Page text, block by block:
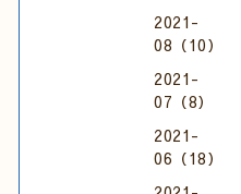
2021-
08（10）
2021-
07（8）
2021-
06（18）